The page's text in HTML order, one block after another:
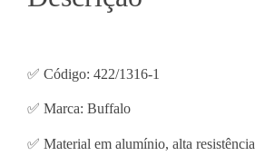
✅ Código: 422/1316-1
✅ Marca: Buffalo
✅ Material em alumínio, alta resistência